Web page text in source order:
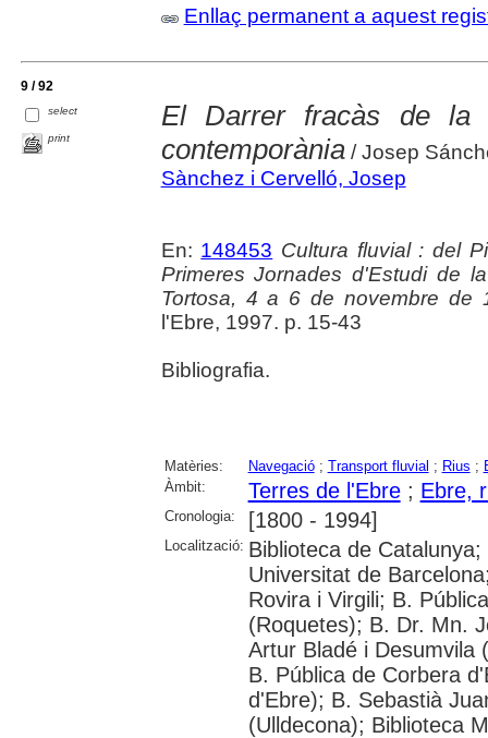
Enllaç permanent a aquest
9 / 92
select
print
El Darrer fracàs de la
contemporània/ Josep
Sànchez i Cervelló, Josep
En: 148453 Cultura fluvial : del
Primeres Jornades d'Estudi de
Tortosa, 4 a 6 de novembre de
l'Ebre, 1997. p. 15-43
Bibliografia.
Matèries: Navegació; Transport fluvial ; Rius ;
Àmbit:
Terres de l'Ebre; Ebre,
Cronologia: [1800 - 1994]
Localització: Biblioteca de
Universitat de
Rovira i Virgili; B.
(Roquetes); B. Dr. Mn.
Artur Bladé i Desumvila
B. Pública de Corbera
d'Ebre); B. Sebastià
(Ulldecona); Biblioteca